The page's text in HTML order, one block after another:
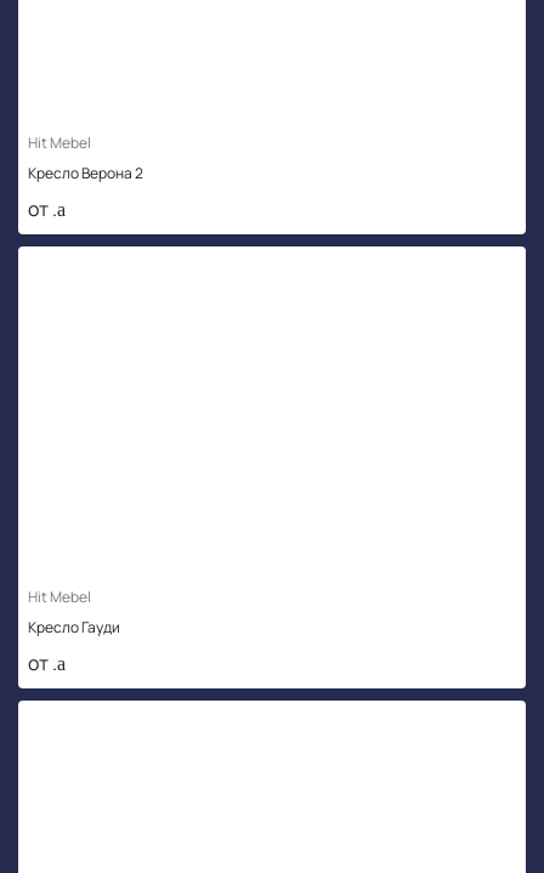
Hit Mebel
Кресло Верона 2
от .
Hit Mebel
Кресло Гауди
от .